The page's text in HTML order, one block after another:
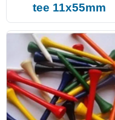
tee 11x55mm